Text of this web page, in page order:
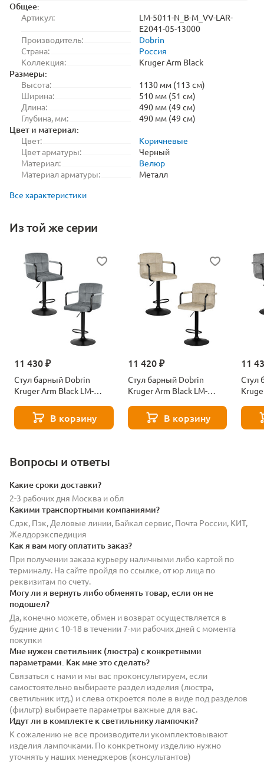
Общее:
Артикул:
LM-5011-N_B-M_VV-LAR-
E2041-05-13000
Производитель:
Dobrin
Страна:
Россия
Коллекция:
Kruger Arm Black
Размеры:
Высота:
1130 мм (113 см)
Ширина:
510 мм (51 см)
Длина:
490 мм (49 см)
Глубина, мм:
490 мм (49 см)
Цвет и материал:
Цвет:
Коричневые
Цвет арматуры:
Черный
Материал:
Велюр
Материал арматуры:
Металл
Все характеристики
Из той же серии
11 430 ₽
Стул барный Dobrin
Kruger Arm Black LM-
12429
В корзину
11 420 ₽
Стул барный Dobrin
Kruger Arm Black LM-
E2041-04-13002В корзину
11
Стул
Вопросы и ответы
Какие сроки доставки?
2-3 рабочих дня Москва и обл
Какими транспортными компаниями?
Сдэк, Пэк, Деловые линии, Байкал сервис, Почта России, КИТ,
Желдорэкспедиция
Как я вам могу оплатить заказ?
При получении заказа курьеру наличными либо картой по
терминалу. На сайте пройдя по ссылке, от юр лица по
реквизитам по счету.
Могу ли я вернуть либо обменять товар, если он не
подошел?
Да, конечно можете, обмен и возврат осуществляется в
будние дни с 10-18 в течении 7-ми рабочих дней с момента
покупки
Мне нужен светильник (люстра) с конкретными
параметрами. Как мне это сделать?
Связаться с нами и мы вас проконсультируем, если
самостоятельно выбираете раздел изделия (люстра,
светильник итд.) и слева откроется поле в виде под разделов
(фильтр) выбираете параметры важные для вас.
Идут ли в комплекте к светильнику лампочки?
К сожалению не все производители укомплектовывают
изделия лампочками. По конкретному изделию нужно
уточнять у наших менеджеров (консультантов)